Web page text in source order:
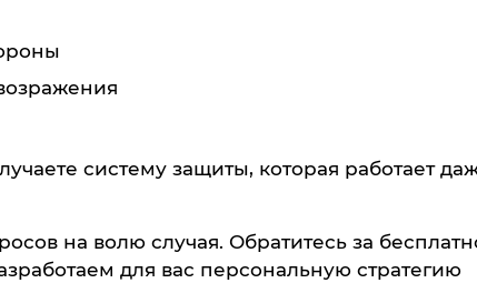
систему защиты, которая работает
на волю случая. Обратитесь за
для вас персональную стратегию